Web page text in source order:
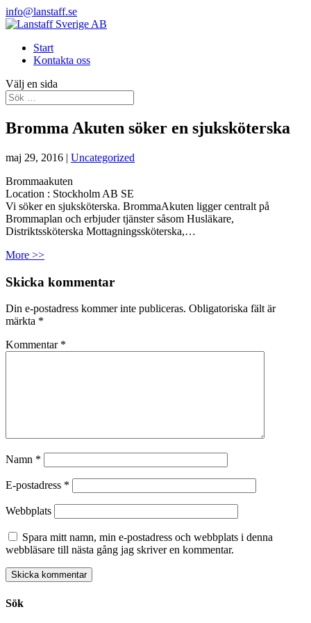
info@lanstaff.se
Start
Kontakta oss
Välj en sida
Bromma Akuten söker en sjuksköterska
maj 29, 2016 | Uncategorized
Brommaakuten
Location : Stockholm AB SE
Vi söker en sjuksköterska. BrommaAkuten ligger centralt på
Brommaplan och erbjuder tjänster såsom Husläkare,
Distriktssköterska Mottagningssköterska,…
More >>
Skicka kommentar
Din e-postadress kommer inte publiceras. Obligatoriska fält är
märkta *
Kommentar *
Namn *
E-postadress *
Webbplats
Spara mitt namn, min e-postadress och webbplats i denna
webbläsare till nästa gång jag skriver en kommentar.
Sök